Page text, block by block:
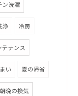
ン洗濯
浄 冷房
ナンス
い 夏の帰省
朝晩の換気